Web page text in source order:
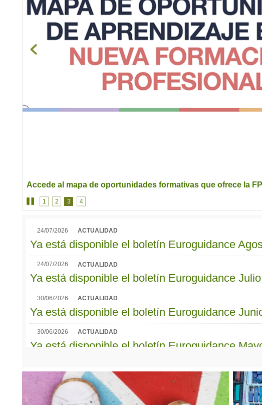
Accede al mapa de oportunidades formativas que ofrece la FP
1 2 3 4
24/07/2026 ACTUALIDAD
Ya está disponible el boletín Euroguidance
24/07/2026 ACTUALIDAD
Ya está disponible el boletín Euroguidance
30/06/2026 ACTUALIDAD
Ya está disponible el boletín Euroguidance
30/06/2026 ACTUALIDAD
Ya está disponible el boletín Euroguidance
Ya está disponible el boletín Euroguidance
03/06/2026 ACTUALIDAD